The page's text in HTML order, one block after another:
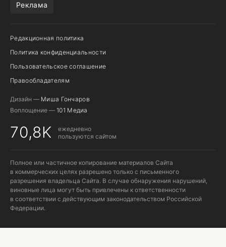
Реклама
Редакционная политика
Политика конфиденциальности
Пользовательское соглашение
Правообладателям
Дизайн — Миша Гончаров
Воплощение — 101 Медиа
70,8K
ежедневно
пользуются сайтом
Полное или частичное копирование материалов Сайта
в коммерческих целях разрешено только с письменного
разрешения владельца Сайта. В случае обнаружения нарушений,
виновные лица могут быть привлечены к ответственности
в соответствии с действующим законодательством Российской
Федерации.